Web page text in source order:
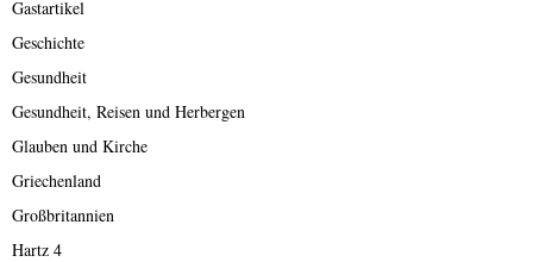
Gastartikel
Geschichte
Gesundheit
Gesundheit, Reisen und Herbergen
Glauben und Kirche
Griechenland
Großbritannien
Hartz 4